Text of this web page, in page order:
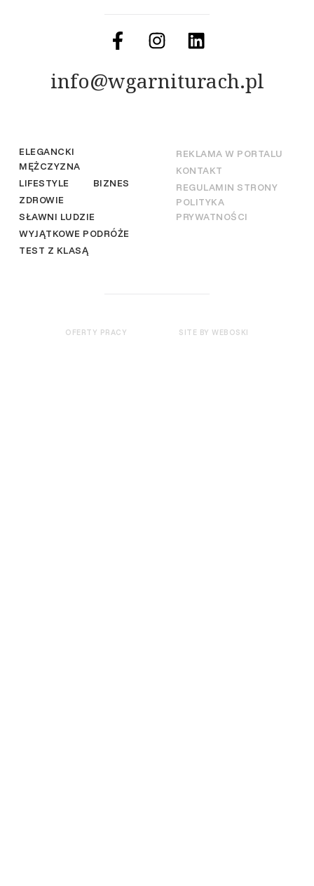
info@wgarniturach.pl
ELEGANCKI
MĘŻCZYZNA
LIFESTYLE
BIZNES
ZDROWIE
SŁAWNI LUDZIE
WYJĄTKOWE PODRÓŻE
TEST Z KLASĄ
REKLAMA W PORTALU
KONTAKT
REGULAMIN STRONY
POLITYKA
PRYWATNOŚCI
OFERTY PRACY SITE BY WEBOSKI